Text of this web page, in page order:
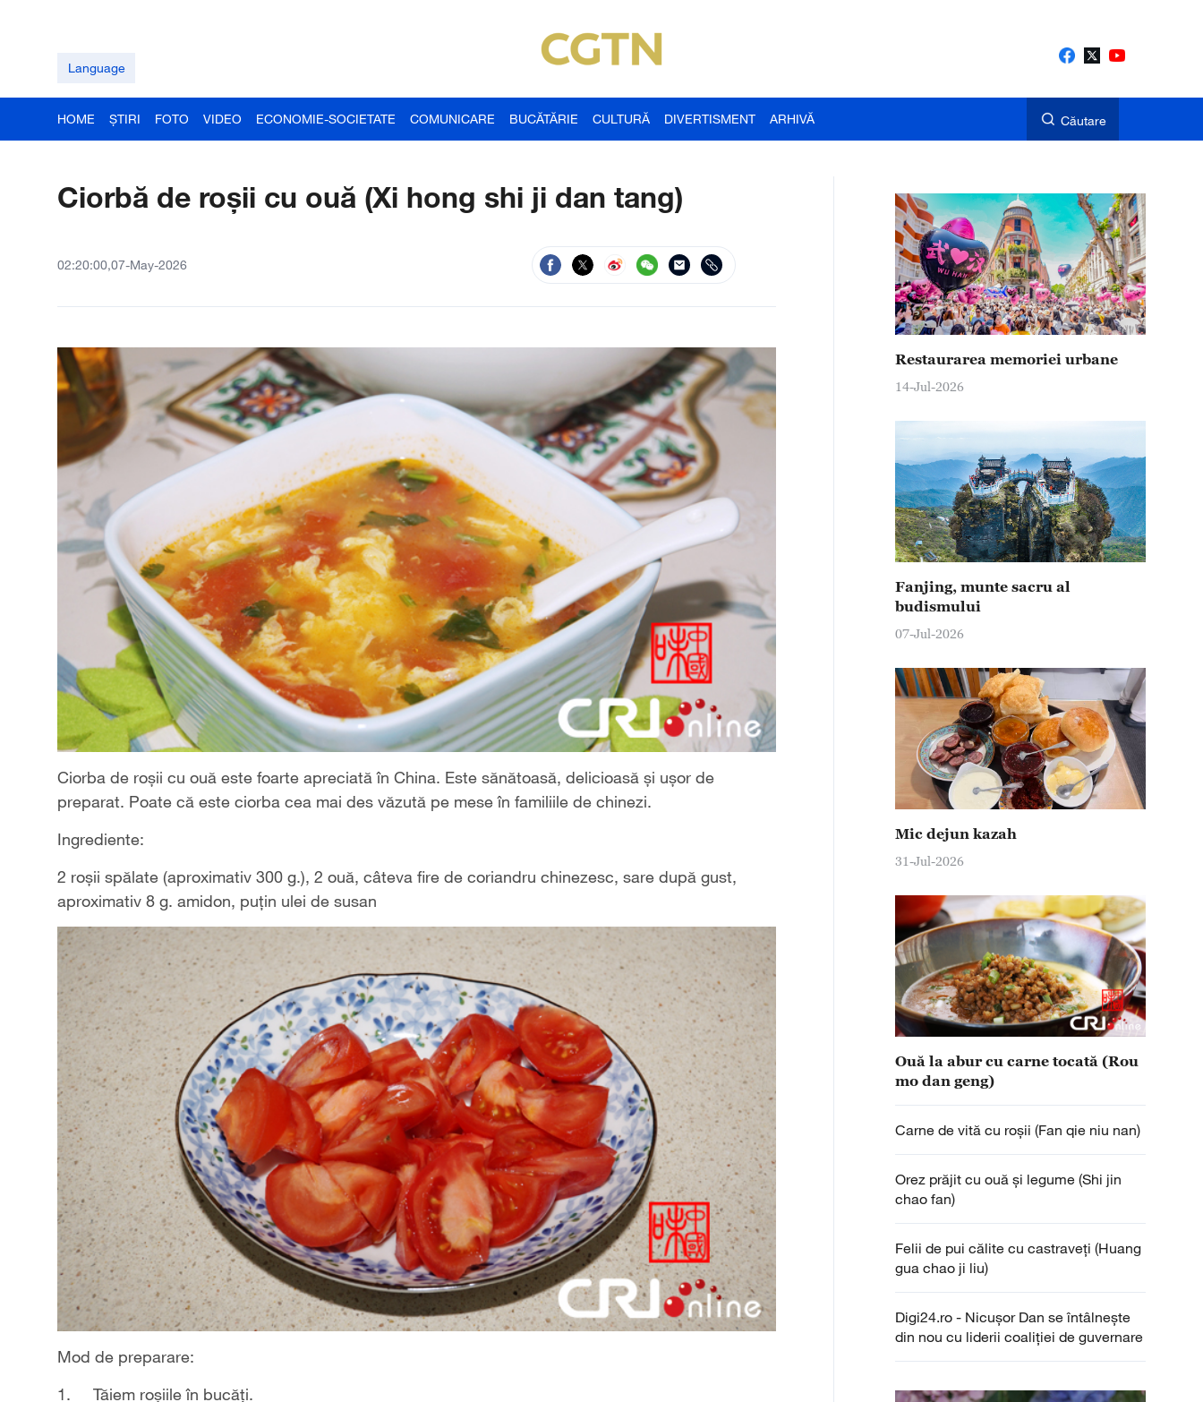
Language
HOME ȘTIRI FOTO VIDEO ECONOMIE-SOCIETATE COMUNICARE BUCĂTĂRIE CULTURĂ DIVERTISMENT ARHIVĂ Căutare
Ciorbă de roşii cu ouă (Xi hong shi ji dan tang)
02:20:00,07-May-2026
Ciorba de roşii cu ouă este foarte apreciată în China. Este sănătoasă, delicioasă și ușor de
preparat. Poate că este ciorba cea mai des văzută pe mese în familiile de chinezi.
Ingrediente:
2 roșii spălate (aproximativ 300 g.), 2 ouă, câteva fire de coriandru chinezesc, sare după gust,
aproximativ 8 g. amidon, puțin ulei de susan
Mod de preparare:
1. Tăiem roșiile în bucăți.
Restaurarea memoriei urbane
14-Jul-2026
Fanjing, munte sacru al
budismului
07-Jul-2026
Mic dejun kazah
31-Jul-2026
Ouă la abur cu carne tocată (Rou
mo dan geng)
Carne de vită cu roşii (Fan qie niu nan)
Orez prăjit cu ouă și legume (Shi jin
chao fan)
Felii de pui călite cu castraveți (Huang
gua chao ji liu)
Digi24.ro - Nicuşor Dan se întâlneşte
din nou cu liderii coaliţiei de guvernare